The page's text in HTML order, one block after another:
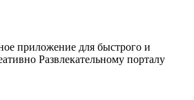
приложение для быстрого и
Развлекательному порталу